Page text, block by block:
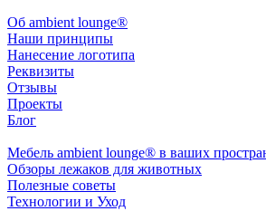
Oб ambient lounge®
Наши принципы
Нанесение логотипа
Реквизиты
Отзывы
Проекты
Блог
Мебель ambient lounge® в ваших
Обзоры лежаков для животных
Полезные советы
Технологии и Уход